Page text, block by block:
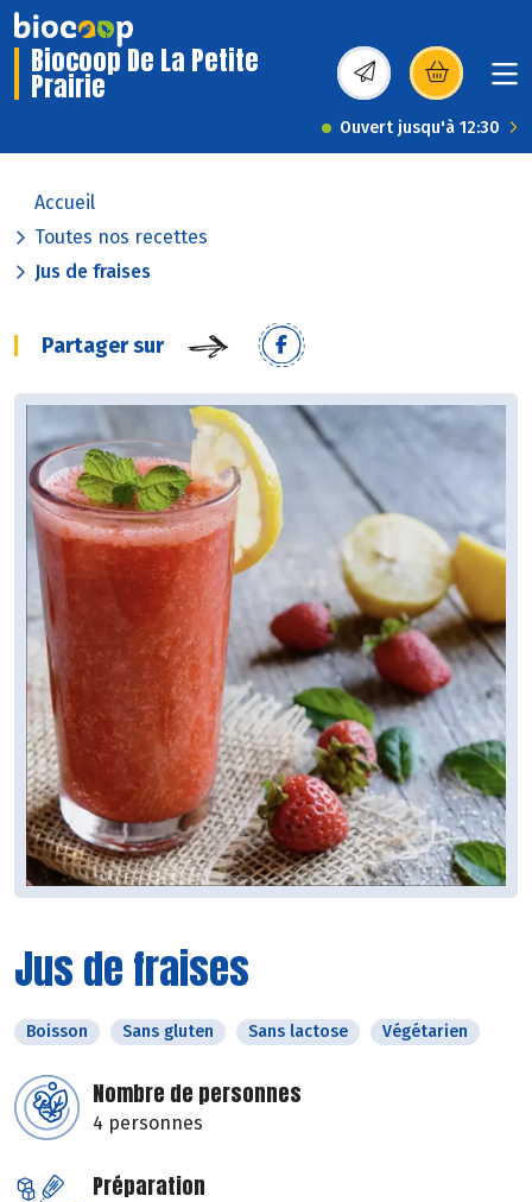
Biocoop De La Petite
Prairie (s’ouvre dans une
Ouvert jusqu'à 12:30
Accueil
Toutes nos recettes
Jus de fraises
Partager sur
Jus de fraises
Boisson Sans gluten Sans lactose Végétarien
Nombre de personnes
4 personnes
Préparation